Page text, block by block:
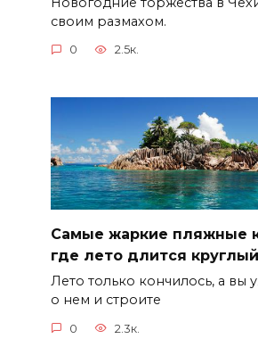
своим размахом.
0 2.5к.
Самые жаркие пляжные
где лето длится
Лето только кончилось, а вы
о нем и строите
0 2.3к.